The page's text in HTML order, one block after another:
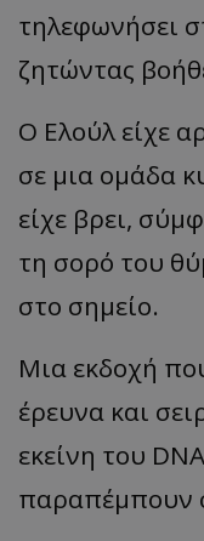
τηλεφωνήσει
ζητώντας
Ο Ελούλ είχε
σε μια ομάδα
είχε βρει,
τη σορό του
στο σημείο.
Μια εκδοχή
έρευνα και
εκείνη του
παραπέμπουν